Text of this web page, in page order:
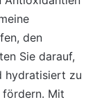
den
Sie darauf,
hydratisiert zu
Mit